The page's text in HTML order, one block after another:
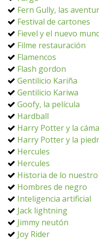
Fern Gully, las
Festival de cartones
Fievel y el nuevo
Filme restauración
Flamencos
Flash gordon
Gentilicio Kariña
Gentilicio Kariwa
Goofy, la película
Hardball
Harry Potter y la
Harry Potter y la
Hercules
Hercules
Historia de lo nuestro
Hombres de negro
Inteligencia artificial
Jack lightning
Jimmy neutón
Joy Rider